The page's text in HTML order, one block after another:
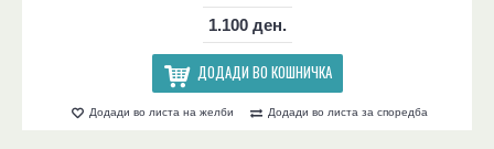
1.100 ден.
ДОДАДИ ВО КОШНИЧКА
Додади во листа на желби Додади во листа за споредба